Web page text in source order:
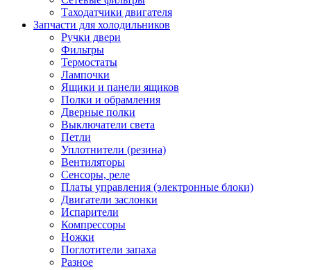
Таходатчики двигателя
Запчасти для холодильников
Ручки двери
Фильтры
Термостаты
Лампочки
Ящики и панели ящиков
Полки и обрамления
Дверные полки
Выключатели света
Петли
Уплотнители (резина)
Вентиляторы
Сенсоры, реле
Платы управления (электронные блоки)
Двигатели заслонки
Испарители
Компрессоры
Ножки
Поглотители запаха
Разное